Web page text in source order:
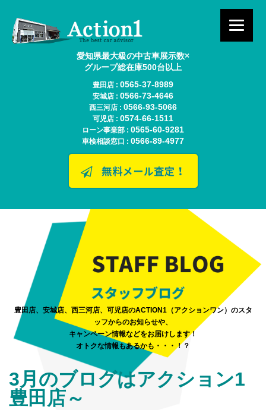
愛知県最大級の中古車展示数×
グループ総在庫500台以上
豊田店 : 0565-37-8989
安城店 : 0566-73-4646
西三河店 : 0566-93-5066
可児店 : 0574-66-1511
ローン事業部 : 0565-60-9281
車検相談窓口 : 0566-89-4977
豊田店、安城店、西三河店、可児店のACTION1（アクションワン）のスタ
ッフからのお知らせや、
キャンペーン情報などをお届けします！
オトクな情報もあるかも・・・！？
3月のブログはアクション1
豊田店～